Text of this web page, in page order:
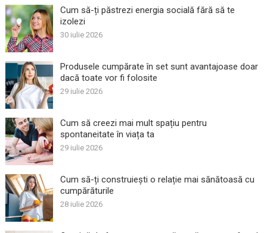
Cum să-ți păstrezi energia socială fără să te
izolezi
30 iulie 2026
Produsele cumpărate în set sunt avantajoase doar
dacă toate vor fi folosite
29 iulie 2026
Cum să creezi mai mult spațiu pentru
spontaneitate în viața ta
29 iulie 2026
Cum să-ți construiești o relație mai sănătoasă cu
cumpărăturile
28 iulie 2026